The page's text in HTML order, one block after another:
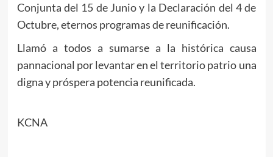
Conjunta del 15 de Junio y la Declaración del 4 de
Octubre, eternos programas de reunificación.
Llamó a todos a sumarse a la histórica causa
pannacional por levantar en el territorio patrio una
digna y próspera potencia reunificada.
KCNA